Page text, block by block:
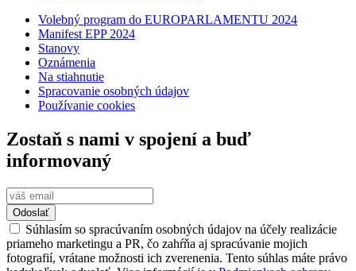
Volebný program do EUROPARLAMENTU 2024
Manifest EPP 2024
Stanovy
Oznámenia
Na stiahnutie
Spracovanie osobných údajov
Používanie cookies
Zostaň s nami v spojení a buď
informovaný
Odoslať
Súhlasím so spracúvaním osobných údajov na účely realizácie
priameho marketingu a PR, čo zahŕňa aj spracúvanie mojich
fotografií, vrátane možnosti ich zverenenia. Tento súhlas máte právo